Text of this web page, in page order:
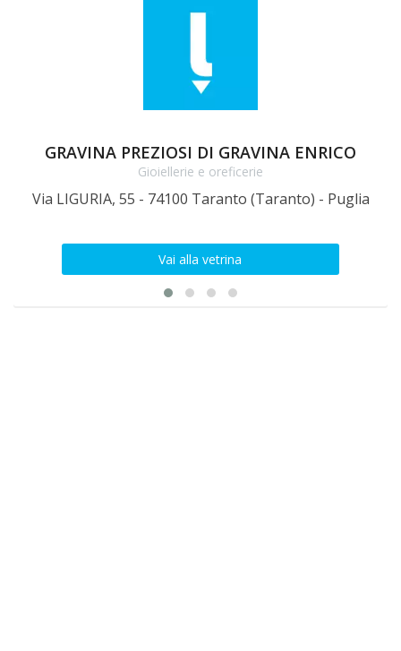
GRAVINA PREZIOSI DI GRAVINA ENRICO
Gioiellerie e oreficerie
Via LIGURIA, 55 - 74100 Taranto (Taranto) - Puglia
Vai alla vetrina